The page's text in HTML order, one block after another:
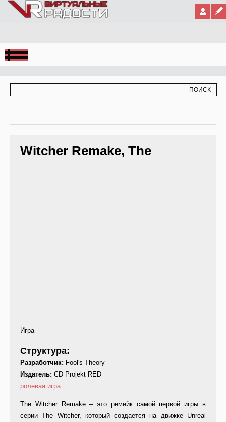
Jump to Navigation
Witcher Remake, The
Игра
Структура:
Разработчик: Fool's Theory
Издатель: CD Projekt RED
ролевая игра
The Witcher Remake – это ремейк самой первой игры в
серии The Witcher, который создается на движке Unreal